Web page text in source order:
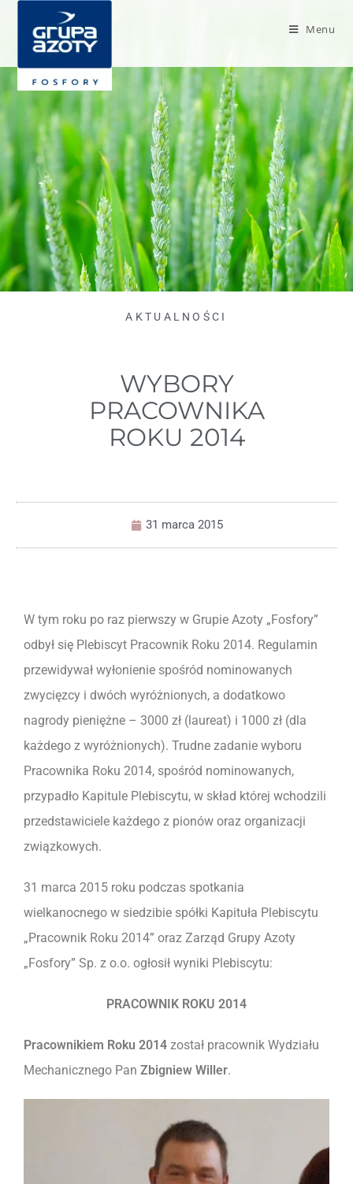
Menu
AKTUALNOŚCI
WYBORY
PRACOWNIKA
ROKU 2014
31 marca 2015
W tym roku po raz pierwszy w Grupie Azoty „Fosfory”
odbył się Plebiscyt Pracownik Roku 2014. Regulamin
przewidywał wyłonienie spośród nominowanych
zwycięzcy i dwóch wyróżnionych, a dodatkowo
nagrody pieniężne – 3000 zł (laureat) i 1000 zł (dla
każdego z wyróżnionych). Trudne zadanie wyboru
Pracownika Roku 2014, spośród nominowanych,
przypadło Kapitule Plebiscytu, w skład której wchodzili
przedstawiciele każdego z pionów oraz organizacji
związkowych.
31 marca 2015 roku podczas spotkania
wielkanocnego w siedzibie spółki Kapituła Plebiscytu
„Pracownik Roku 2014” oraz Zarząd Grupy Azoty
„Fosfory” Sp. z o.o. ogłosił wyniki Plebiscytu:
PRACOWNIK ROKU 2014
Pracownikiem Roku 2014 został pracownik Wydziału
Mechanicznego Pan Zbigniew Willer.